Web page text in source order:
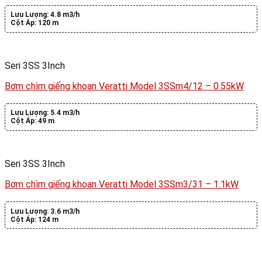
Lưu Lượng: 4.8 m3/h
Cột Áp: 120 m
Seri 3SS 3Inch
Bơm chìm giếng khoan Veratti Model 3SSm4/12 – 0.55kW
Lưu Lượng: 5.4 m3/h
Cột Áp: 49 m
Seri 3SS 3Inch
Bơm chìm giếng khoan Veratti Model 3SSm3/31 – 1.1kW
Lưu Lượng: 3.6 m3/h
Cột Áp: 124 m